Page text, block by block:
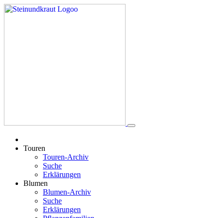
Touren
Touren-Archiv
Suche
Erklärungen
Blumen
Blumen-Archiv
Suche
Erklärungen